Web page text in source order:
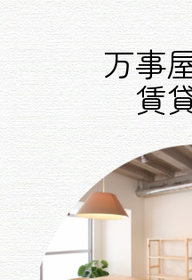
万事
賃